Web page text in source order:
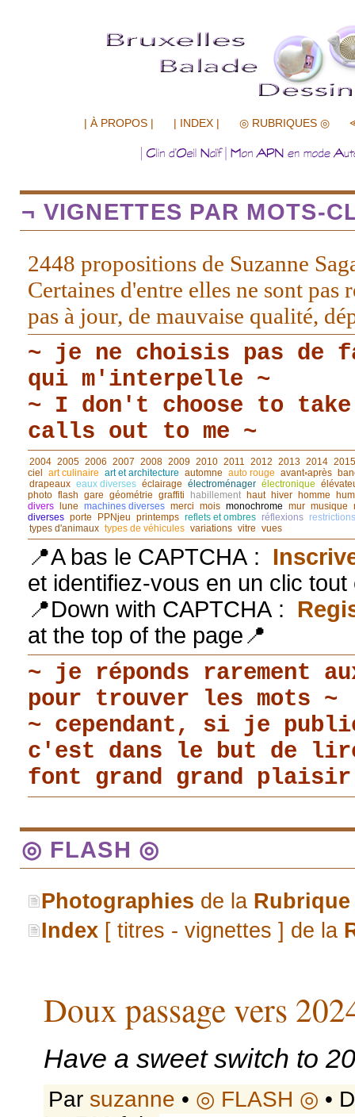
| À PROPOS | | INDEX | ◎ RUBRIQUES ◎
¬ VIGNETTES PAR MOTS-
2448 propositions de Suzanne
Certaines d'entre elles ne sont pas
pas à jour, de mauvaise qualité,
~ je ne choisis pas de
qui m'interpelle ~
~ I don't choose to
calls out to me ~
2004 2005 2006 2007 2008 2009 2010 2011 2012 2013 2014 2015
ciel art culinaire art et architecture automne auto rouge avant◦après
drapeaux eaux diverses éclairage électroménager électronique
photo flash gare géométrie graffiti habillement haut hiver homme
divers lune machines diverses merci mois monochrome mur musique
diverses porte PPNjeu printemps reflets et ombres réflexions restrictions
types d'animaux types de véhicules variations vitre vues
📍A bas le CAPTCHA :
et identifiez-vous en un clic
📍Down with CAPTCHA :
at the top of the page📍
~ je réponds rarement
pour trouver les mots ~
~ cependant, si je
c'est dans le but de
font grand grand
◎ FLASH ◎
Photographies de la Rubrique
Index [ titres - vignettes ] de la
Doux passage vers
Have a sweet switch to
Par suzanne • ◎ FLASH ◎ •